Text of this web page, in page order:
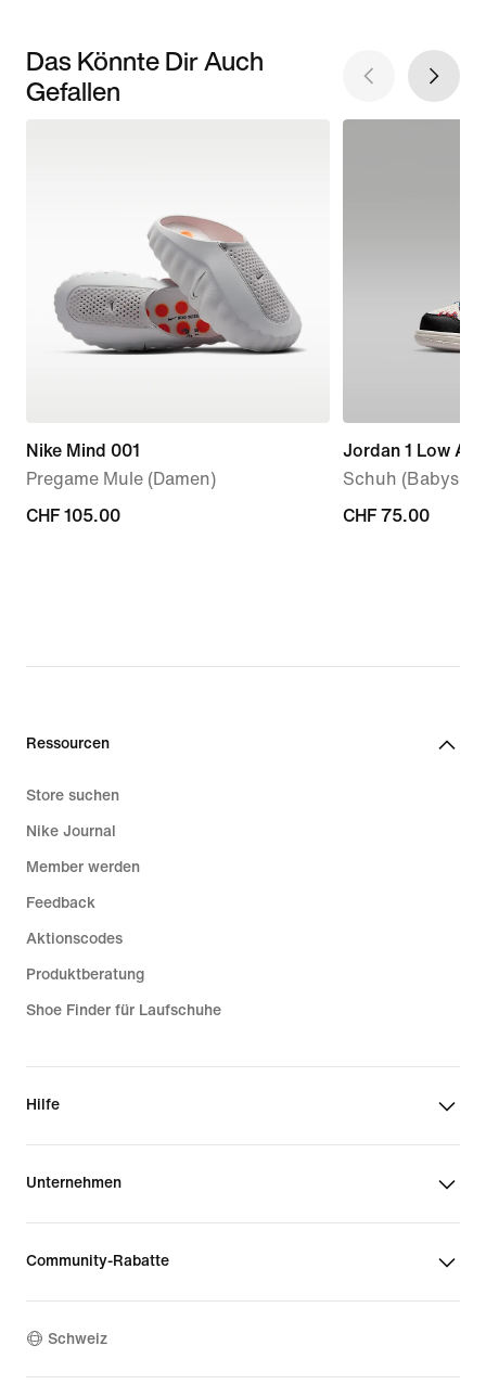
Das Könnte Dir Auch
Gefallen
Nike Mind 001
Pregame Mule (Damen)
CHF 105.00
CHF 105.00
Jordan 1 Low Alt
Schuh (Babys,
CHF 75.00
CHF 75.00
Ressourcen
Store suchen
Nike Journal
Member werden
Feedback
Aktionscodes
Produktberatung
Shoe Finder für Laufschuhe
Hilfe
Unternehmen
Community-Rabatte
Schweiz